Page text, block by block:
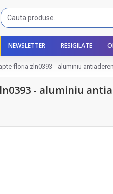
NEWSLETTER RESIGILATE
floria zln0393 - aluminiu
- aluminiu